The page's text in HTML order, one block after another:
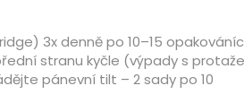
3x denně po 10–15
stranu kyčle (výpady s
pánevní tilt – 2 sady po 10